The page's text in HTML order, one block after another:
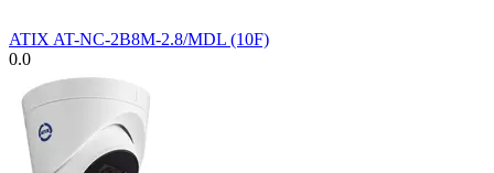
ATIX AT-NC-2B8M-2.8/MDL (10F)
0.0